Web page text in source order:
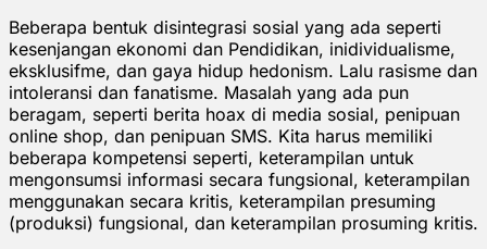
Beberapa bentuk disintegrasi sosial yang ada seperti
kesenjangan ekonomi dan Pendidikan, inidividualisme,
eksklusifme, dan gaya hidup hedonism. Lalu rasisme dan
intoleransi dan fanatisme. Masalah yang ada pun
beragam, seperti berita hoax di media sosial, penipuan
online shop, dan penipuan SMS. Kita harus memiliki
beberapa kompetensi seperti, keterampilan untuk
mengonsumsi informasi secara fungsional, keterampilan
menggunakan secara kritis, keterampilan presuming
(produksi) fungsional, dan keterampilan prosuming kritis.